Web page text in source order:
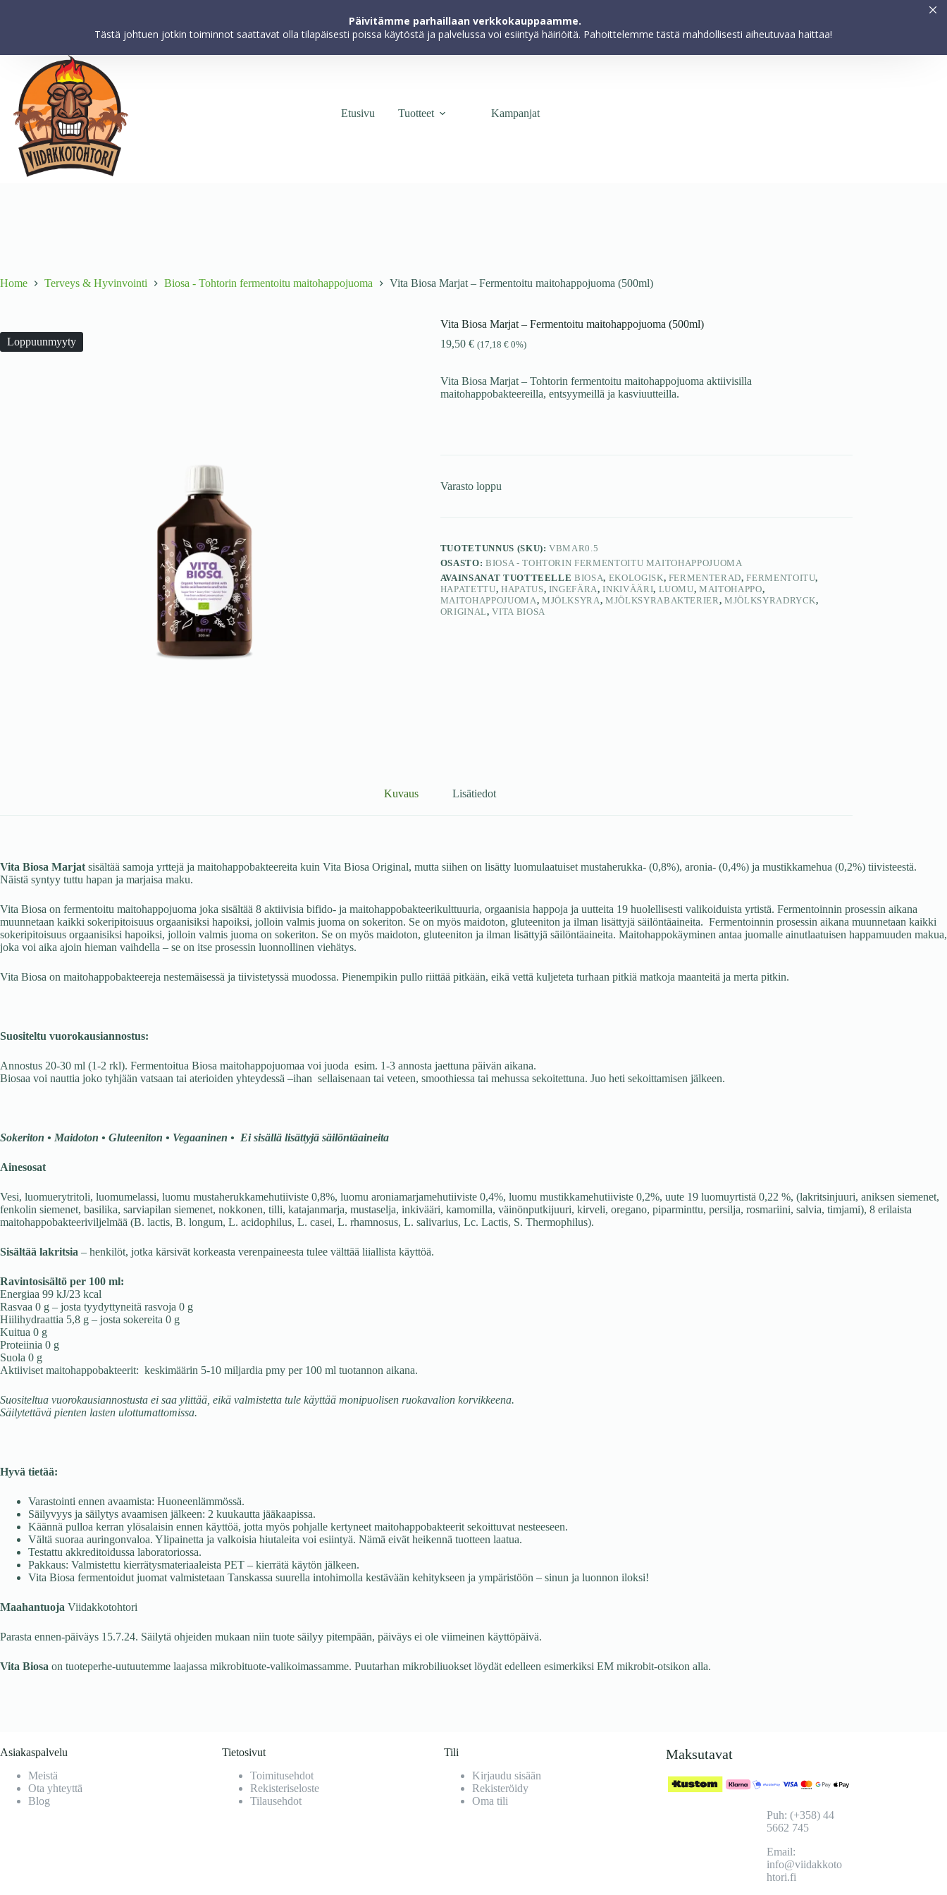
Päivitämme parhaillaan verkkokauppaamme.
Tästä johtuen jotkin toiminnot saattavat olla tilapäisesti poissa käytöstä ja palvelussa voi esiintyä häiriöitä. Pahoittelemme tästä mahdollisesti aiheutuvaa haittaa!
Etusivu Tuotteet Kampanjat
Home Terveys & Hyvinvointi Biosa - Tohtorin fermentoitu maitohappojuoma Vita Biosa Marjat – Fermentoitu maitohappojuoma (500ml)
Loppuunmyyty
Vita Biosa Marjat – Fermentoitu maitohappojuoma (500ml)
19,50 € (17,18 €0%)
Vita Biosa Marjat – Tohtorin fermentoitu maitohappojuoma aktiivisilla
maitohappobakteereilla, entsyymeillä ja kasviuutteilla.
Varasto loppu
TUOTETUNNUS (SKU): VBMAR0.5
OSASTO: BIOSA - TOHTORIN FERMENTOITU MAITOHAPPOJUOMA
AVAINSANAT TUOTTEELLEBIOSA, EKOLOGISK, FERMENTERAD,FERMENTOITU,
HAPATETTU, HAPATUS, INGEFÄRA,INKIVÄÄRI, LUOMU,MAITOHAPPO,
MAITOHAPPOJUOMA, MJÖLKSYRA,MJÖLKSYRABAKTERIER,MJÖLKSYRADRYCK,
ORIGINAL, VITA BIOSA
Kuvaus Lisätiedot
Vita Biosa Marjatsisältää samoja yrttejä ja maitohappobakteereita kuin Vita Biosa Original, mutta siihen on lisätty luomulaatuiset mustaherukka- (0,8%), aronia- (0,4%) ja mustikkamehua (0,2%) tiivisteestä.
Näistä syntyy tuttu hapan ja marjaisa maku.
Vita Biosa on fermentoitu maitohappojuoma joka sisältää 8 aktiivisia bifido- ja maitohappobakteerikulttuuria, orgaanisia happoja ja uutteita 19 huolellisesti valikoiduista yrtistä. Fermentoinnin prosessin aikana
muunnetaan kaikki sokeripitoisuus orgaanisiksi hapoiksi, jolloin valmis juoma on sokeriton. Se on myös maidoton, gluteeniton ja ilman lisättyjä säilöntäaineita. Fermentoinnin prosessin aikana muunnetaan kaikki
sokeripitoisuus orgaanisiksi hapoiksi, jolloin valmis juoma on sokeriton. Se on myös maidoton, gluteeniton ja ilman lisättyjä säilöntäaineita. Maitohappokäyminen antaa juomalle ainutlaatuisen happamuuden makua,
joka voi aika ajoin hieman vaihdella – se on itse prosessin luonnollinen viehätys.
Vita Biosa on maitohappobakteereja nestemäisessä ja tiivistetyssä muodossa. Pienempikin pullo riittää pitkään, eikä vettä kuljeteta turhaan pitkiä matkoja maanteitä ja merta pitkin.
Suositeltu vuorokausiannostus:
Annostus 20-30 ml (1-2 rkl). Fermentoitua Biosa maitohappojuomaa voi juoda esim. 1-3 annosta jaettuna päivän aikana.
Biosaa voi nauttia joko tyhjään vatsaan tai aterioiden yhteydessä –ihan sellaisenaan tai veteen, smoothiessa tai mehussa sekoitettuna. Juo heti sekoittamisen jälkeen.
Sokeriton • Maidoton • Gluteeniton • Vegaaninen • Ei sisällä lisättyjä säilöntäaineita
Ainesosat
Vesi, luomuerytritoli, luomumelassi, luomu mustaherukkamehutiiviste 0,8%, luomu aroniamarjamehutiiviste 0,4%, luomu mustikkamehutiiviste 0,2%, uute 19 luomuyrtistä 0,22 %, (lakritsinjuuri, aniksen siemenet,
fenkolin siemenet, basilika, sarviapilan siemenet, nokkonen, tilli, katajanmarja, mustaselja, inkivääri, kamomilla, väinönputkijuuri, kirveli, oregano, piparminttu, persilja, rosmariini, salvia, timjami), 8 erilaista
maitohappobakteeriviljelmää (B. lactis, B. longum, L. acidophilus, L. casei, L. rhamnosus, L. salivarius, Lc. Lactis, S. Thermophilus).
Sisältää lakritsia – henkilöt, jotka kärsivät korkeasta verenpaineesta tulee välttää liiallista käyttöä.
Ravintosisältö per 100 ml:
Energiaa 99 kJ/23 kcal
Rasvaa 0 g – josta tyydyttyneitä rasvoja 0 g
Hiilihydraattia 5,8 g – josta sokereita 0 g
Kuitua 0 g
Proteiinia 0 g
Suola 0 g
Aktiiviset maitohappobakteerit: keskimäärin 5-10 miljardia pmy per 100 ml tuotannon aikana.
Suositeltua vuorokausiannostusta ei saa ylittää, eikä valmistetta tule käyttää monipuolisen ruokavalion korvikkeena.
Säilytettävä pienten lasten ulottumattomissa.
Hyvä tietää:
Varastointi ennen avaamista: Huoneenlämmössä.
Säilyvyys ja säilytys avaamisen jälkeen: 2 kuukautta jääkaapissa.
Käännä pulloa kerran ylösalaisin ennen käyttöä, jotta myös pohjalle kertyneet maitohappobakteerit sekoittuvat nesteeseen.
Vältä suoraa auringonvaloa. Ylipainetta ja valkoisia hiutaleita voi esiintyä. Nämä eivät heikennä tuotteen laatua.
Testattu akkreditoidussa laboratoriossa.
Pakkaus: Valmistettu kierrätysmateriaaleista PET – kierrätä käytön jälkeen.
Vita Biosa fermentoidut juomat valmistetaan Tanskassa suurella intohimolla kestävään kehitykseen ja ympäristöön – sinun ja luonnon iloksi!
Maahantuoja Viidakkotohtori
Parasta ennen-päiväys 15.7.24. Säilytä ohjeiden mukaan niin tuote säilyy pitempään, päiväys ei ole viimeinen käyttöpäivä.
Vita Biosa on tuoteperhe-uutuutemme laajassa mikrobituote-valikoimassamme. Puutarhan mikrobiliuokset löydät edelleen esimerkiksi EM mikrobit-otsikon alla.
Asiakaspalvelu
Meistä
Ota yhteyttä
Blog
Tietosivut
Toimitusehdot
Rekisteriseloste
Tilausehdot
Tili
Kirjaudu sisään
Rekisteröidy
Oma tili
Maksutavat
Puh: (+358) 44
5662 745
Email:
info@viidakkoto
htori.fi
Viidakkotohtori.fi käyttää internetpalveluissaan evästeitä käyttäjäkokemuksen parantamiseksi, markkinoinnin toteuttamiseksi ja käyttöä
koskevien tilastojen keräämiseksi. Kun käytät tätä verkkosivustoa hyväksyt evästeiden käytön.